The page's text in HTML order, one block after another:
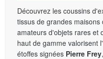
Découvrez les coussins
tissus de grandes
amateurs d'objets rares et
haut de gamme valorisent
étoffes signées Pierre Frey,